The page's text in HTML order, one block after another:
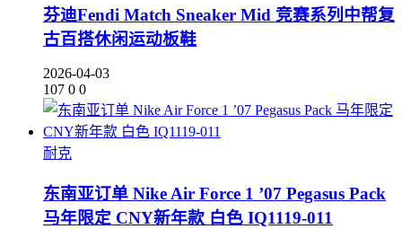
芬迪Fendi Match Sneaker Mid 竞赛系列中帮复
古百搭休闲运动板鞋
2026-04-03
107 0 0
耐克
东南亚订单 Nike Air Force 1 ’07 Pegasus Pack
马年限定 CNY新年款 白色 IQ1119-011